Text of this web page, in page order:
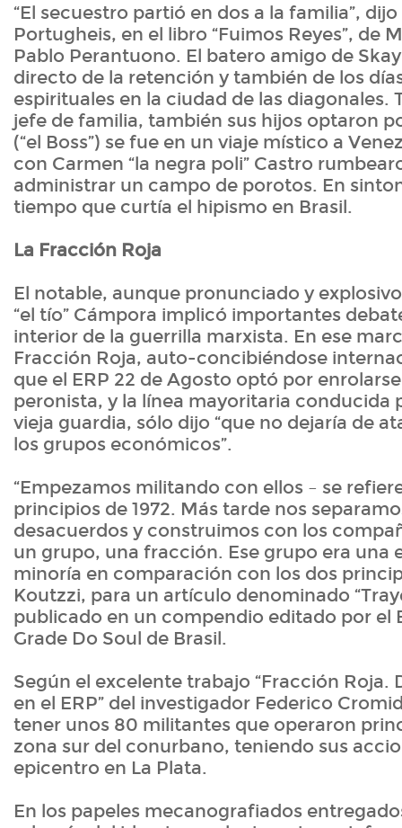
“El secuestro partió en dos a la familia”,
Portugheis, en el libro “Fuimos Reyes”, de
Pablo Perantuono. El batero amigo de
directo de la retención y también de los
espirituales en la ciudad de las diagonales.
jefe de familia, también sus hijos optaron
(“el Boss”) se fue en un viaje místico a
con Carmen “la negra poli” Castro
administrar un campo de porotos. En
tiempo que curtía el hipismo en Brasil.
La Fracción Roja
El notable, aunque pronunciado y
“el tío” Cámpora implicó importantes
interior de la guerrilla marxista. En ese
Fracción Roja, auto-concibiéndose
que el ERP 22 de Agosto optó por
peronista, y la línea mayoritaria conducida
vieja guardia, sólo dijo “que no dejaría de
los grupos económicos”.
“Empezamos militando con ellos – se
principios de 1972. Más tarde nos
desacuerdos y construimos con los
un grupo, una fracción. Ese grupo era una
minoría en comparación con los dos
Koutzzi, para un artículo denominado
publicado en un compendio editado por el
Grade Do Soul de Brasil.
Según el excelente trabajo “Fracción Roja.
en el ERP” del investigador Federico
tener unos 80 militantes que operaron
zona sur del conurbano, teniendo sus
epicentro en La Plata.
En los papeles mecanografiados